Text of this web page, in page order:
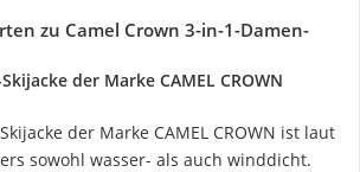
zu Camel Crown 3-in-1-Damen-
der Marke CAMEL CROWN
der Marke CAMEL CROWN ist laut
sowohl wasser- als auch winddicht.